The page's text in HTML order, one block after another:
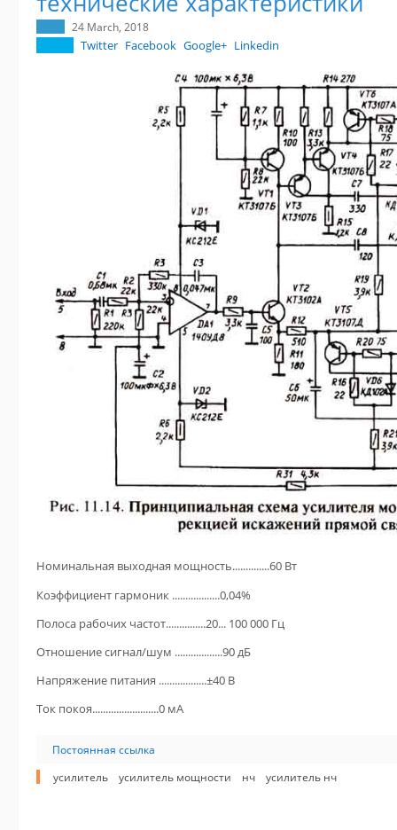
24 March, 2018
Twitter Facebook Google+ Linkedin
Номинальная выходная мощность..............60 Вт
Коэффициент гармоник ..................0,04%
Полоса рабочих частот...............20... 100 000 Гц
Отношение сигнал/шум ..................90 дБ
Напряжение питания ..................±40 В
Ток покоя.........................0 мА
Постоянная ссылка
усилитель
усилитель мощности нч усилитель нч